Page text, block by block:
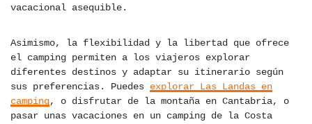
vacacional asequible.
Asimismo, la flexibilidad y la libertad que ofrece
el camping permiten a los viajeros explorar
diferentes destinos y adaptar su itinerario según
sus preferencias. Puedes explorar Las Landas en
camping, o disfrutar de la montaña en Cantabria, o
pasar unas vacaciones en un camping de la Costa